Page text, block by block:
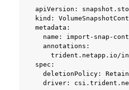
apiVersion:
kind:
metadata:
name: import-snap-
  annotations:
trident.netapp.io/
spec:
  deletionPolicy: Retain
driver: